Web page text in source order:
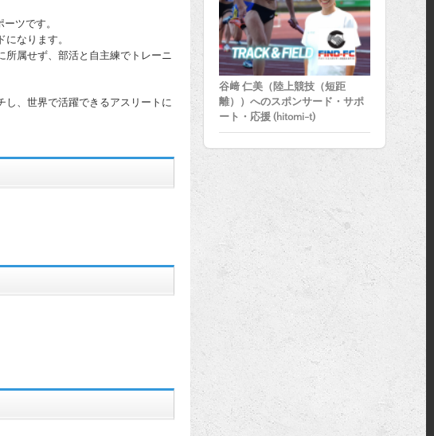
ツです。
なります。
所属せず、部活と自主練でトレーニ
、世界で活躍できるアスリートに
谷﨑 仁美（陸上競技（短距
離））へのスポンサード・サポ
ート・応援 (hitomi-t)